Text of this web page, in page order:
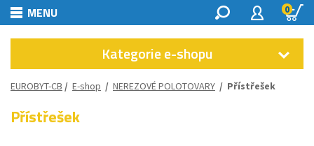
MENU 0
Kategorie e-shopu
EUROBYT-CB / E-shop / NEREZOVÉ POLOTOVARY / Přístřešek
Přístřešek